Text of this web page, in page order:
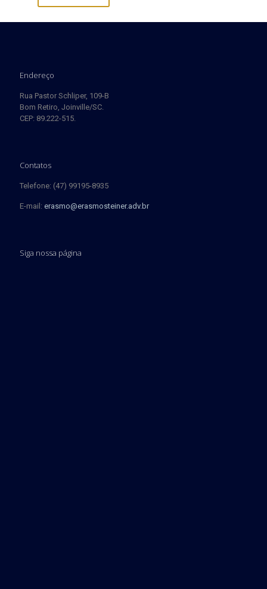
Endereço
Rua Pastor Schliper, 109-B
Bom Retiro, Joinville/SC.
CEP: 89.222-515.
Contatos
Telefone: (47) 99195-8935
E-mail: erasmo@erasmosteiner.adv.br
Siga nossa página